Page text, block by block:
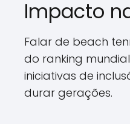
Impacto
Falar de beach
do ranking
iniciativas de
durar gerações.